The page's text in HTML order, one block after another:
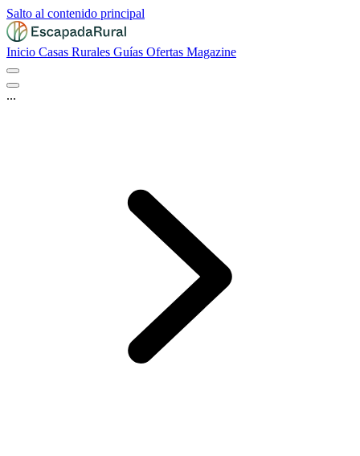
Salto al contenido principal
Inicio Casas Rurales Guías Ofertas Magazine
...